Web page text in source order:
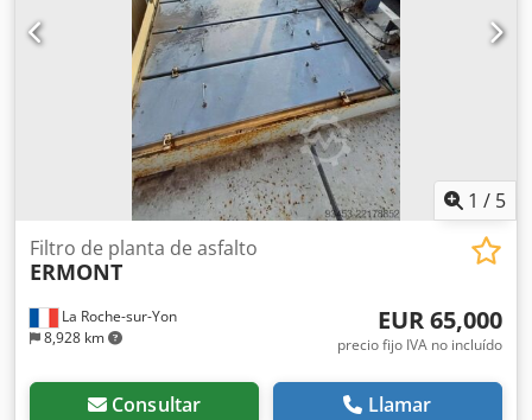
1 / 5
La Roche-sur-Yon
8,928 km
Filtro de planta de asfalto
ERMONT
EUR 65,000
precio fijo IVA no incluído
Consultar Llamar